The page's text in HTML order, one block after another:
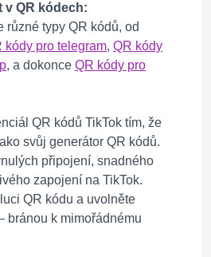
v QR kódech:
různé typy QR kódů, od
kódy pro telegram, QR kódy
, a dokonce QR kódy pro
QR kódů TikTok tím, že
svůj generátor QR kódů.
připojení, snadného
zapojení na TikTok.
QR kódu a uvolněte
bránou k mimořádnému